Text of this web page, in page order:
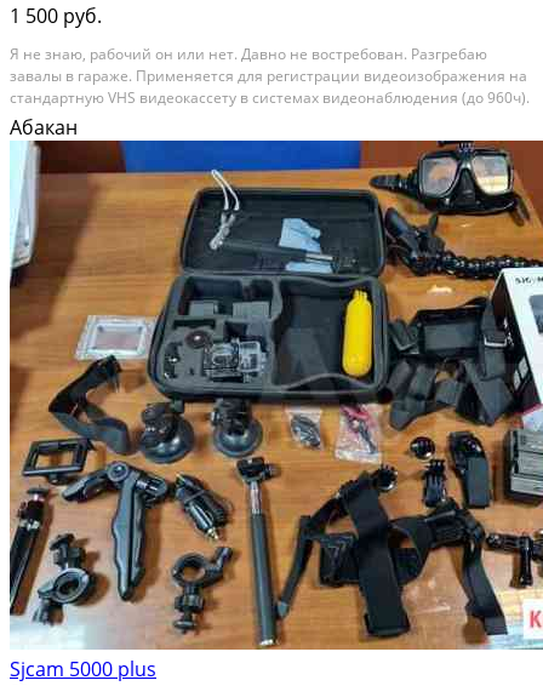
1 500 руб.
Я не знаю, рабочий он или нет. Давно не востребован. Разгребаю
завалы в гараже. Применяется для регистрации видеоизображения на
стандартную VHS видеокассету в системах видеонаблюдения (до 960ч).
Состояние: б/у.
Абакан
Sjcam 5000 plus